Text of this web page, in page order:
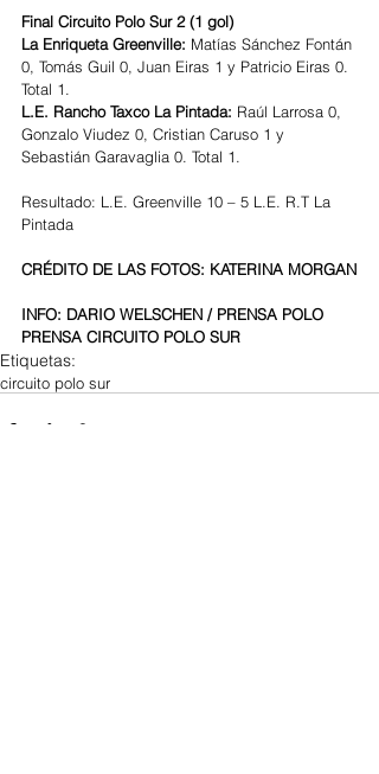
Final Circuito Polo Sur 2 (1 gol)
La Enriqueta Greenville: Matías Sánchez Fontán
0, Tomás Guil 0, Juan Eiras 1 y Patricio Eiras 0.
Total 1.
L.E. Rancho Taxco La Pintada: Raúl Larrosa 0,
Gonzalo Viudez 0, Cristian Caruso 1 y
Sebastián Garavaglia 0. Total 1.
Resultado: L.E. Greenville 10 – 5 L.E. R.T La
Pintada
CRÉDITO DE LAS FOTOS: KATERINA MORGAN
INFO: DARIO WELSCHEN / PRENSA POLO
PRENSA CIRCUITO POLO SUR
Etiquetas:
circuito polo sur